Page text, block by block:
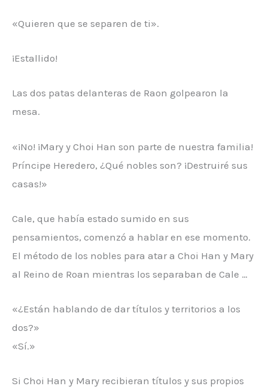
«Quieren que se separen de ti».
¡Estallido!
Las dos patas delanteras de Raon golpearon la
mesa.
«¡No! ¡Mary y Choi Han son parte de nuestra familia!
Príncipe Heredero, ¿Qué nobles son? ¡Destruiré sus
casas!»
Cale, que había estado sumido en sus
pensamientos, comenzó a hablar en ese momento.
El método de los nobles para atar a Choi Han y Mary
al Reino de Roan mientras los separaban de Cale …
«¿Están hablando de dar títulos y territorios a los
dos?»
«Sí.»
Si Choi Han y Mary recibieran títulos y sus propios